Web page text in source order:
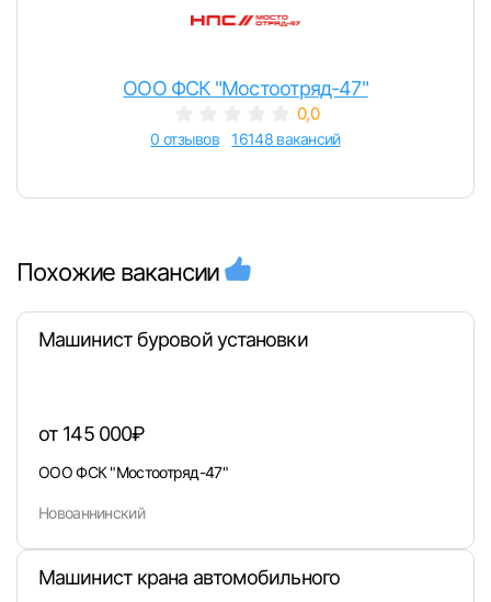
ООО ФСК "Мостоотряд-47"
0,0
0 отзывов 16148 вакансий
Похожие вакансии
Машинист буровой установки
от 145 000₽
ООО ФСК "Мостоотряд-47"
Новоаннинский
Машинист крана автомобильного